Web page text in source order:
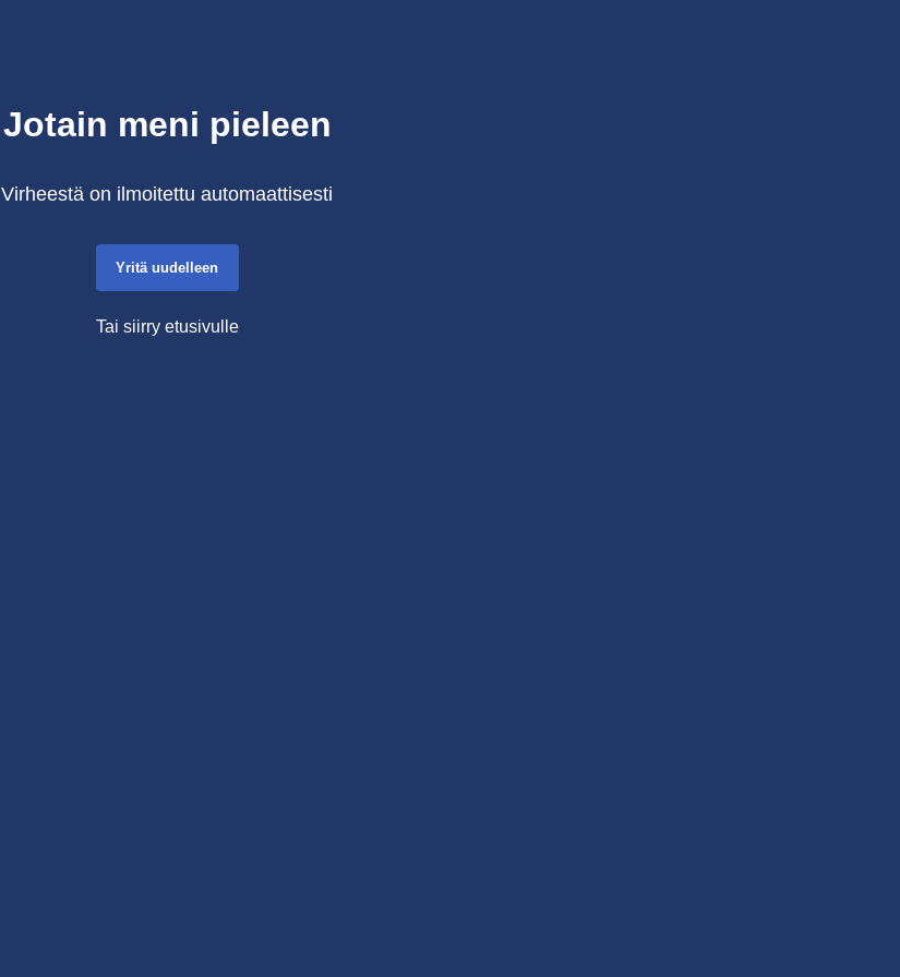
Jotain meni pieleen
Virheestä on ilmoitettu automaattisesti
Yritä uudelleen
Tai siirry etusivulle